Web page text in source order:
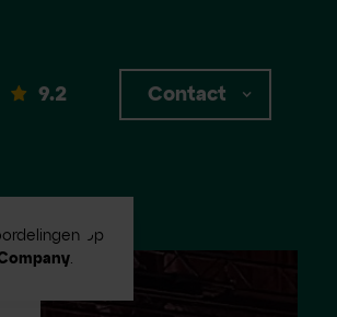
Contact
9.2
op
.